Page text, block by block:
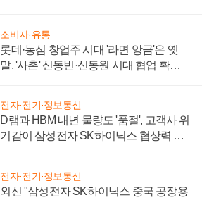
소비자·유통
롯데·농심 창업주 시대 '라면 앙금'은 옛
말, '사촌' 신동빈·신동원 시대 협업 확대
전자·전기·정보통신
D램과 HBM 내년 물량도 '품절', 고객사 위
기감이 삼성전자 SK하이닉스 협상력 더
전자·전기·정보통신
외신 "삼성전자 SK하이닉스 중국 공장용